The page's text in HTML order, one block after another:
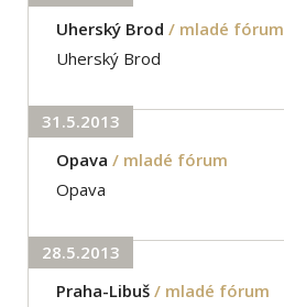
Uherský Brod / mladé fórum
Uherský Brod
31.5.2013
Opava / mladé fórum
Opava
28.5.2013
Praha-Libuš / mladé fórum